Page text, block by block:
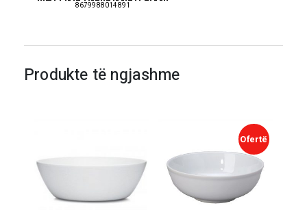
8679988014891
Produkte të ngjashme